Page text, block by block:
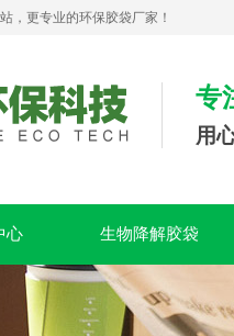
，更专业的环保胶袋厂家！
专
用
心 生物降解胶袋